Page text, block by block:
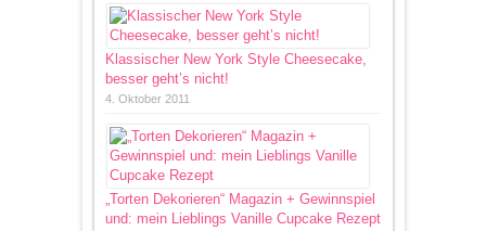
Klassischer New York Style Cheesecake,
besser geht’s nicht!
4. Oktober 2011
„Torten Dekorieren“ Magazin + Gewinnspiel
und: mein Lieblings Vanille Cupcake Rezept